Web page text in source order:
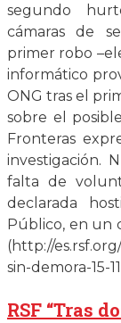
segundo
cámaras de
primer robo
informático
ONG tras el
sobre el
Fronteras
investigación.
falta de
declarada
Público, en un
(http://
sin-demora-15-
RSF “Tras